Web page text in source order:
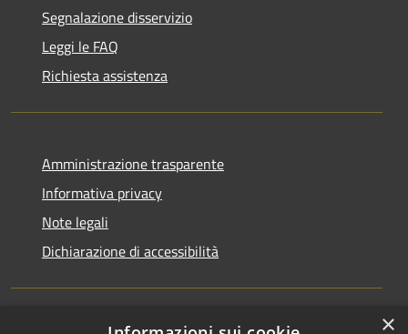
Segnalazione disservizio
Leggi le FAQ
Richiesta assistenza
Amministrazione trasparente
Informativa privacy
Note legali
Dichiarazione di accessibilità
×